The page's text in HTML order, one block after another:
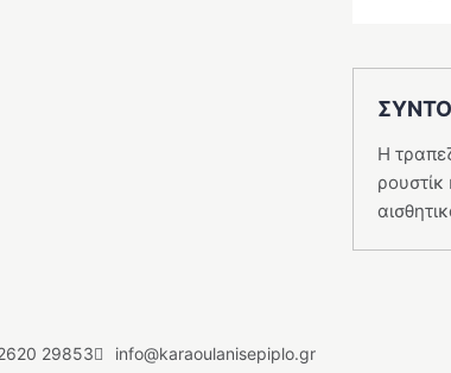
29853 info@karaoulanisepiplo.gr
Η